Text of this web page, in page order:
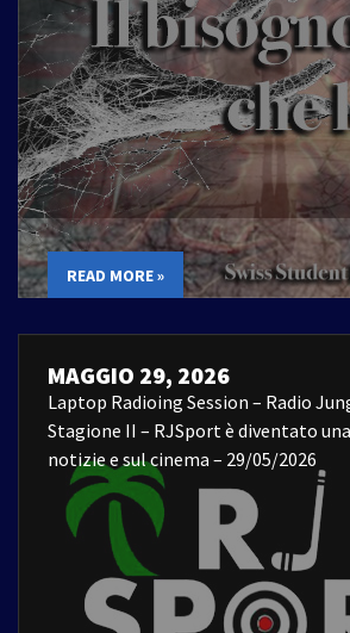
READ MORE »
MAGGIO 29, 2026
Laptop Radioing Session – Radio
Stagione II – RJSport è diventato
notizie e sul cinema – 29/05/2026